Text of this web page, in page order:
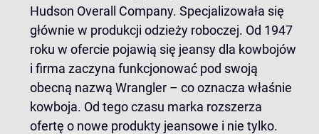
Hudson Overall Company. Specjalizowała się
głównie w produkcji odzieży roboczej. Od 1947
roku w ofercie pojawią się jeansy dla kowbojów
i firma zaczyna funkcjonować pod swoją
obecną nazwą Wrangler – co oznacza właśnie
kowboja. Od tego czasu marka rozszerza
ofertę o nowe produkty jeansowe i nie tylko.